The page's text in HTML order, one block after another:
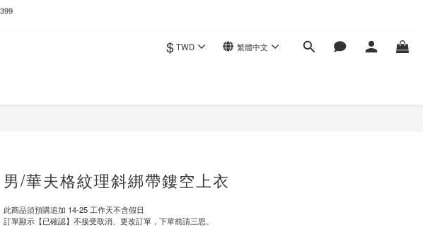
兩件9折
$ TWD 繁體中文
男/華夫格紋理斜綁帶鏤空上衣
此商品須預購追加 14-25 工作天不含假日
訂單顯示【已確認】不接受取消、更改訂單，下單前請三思。